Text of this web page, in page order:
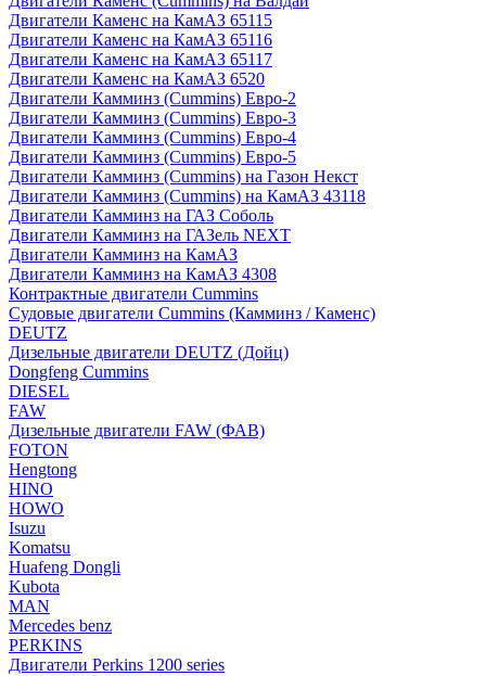
Двигатели Каменс на КамАЗ 65115
Двигатели Каменс на КамАЗ 65116
Двигатели Каменс на КамАЗ 65117
Двигатели Каменс на КамАЗ 6520
Двигатели Камминз (Cummins) Евро-2
Двигатели Камминз (Cummins) Евро-3
Двигатели Камминз (Cummins) Евро-4
Двигатели Камминз (Cummins) Евро-5
Двигатели Камминз (Cummins) на Газон Некст
Двигатели Камминз (Cummins) на КамАЗ 43118
Двигатели Камминз на ГАЗ Соболь
Двигатели Камминз на ГАЗель NEXT
Двигатели Камминз на КамАЗ
Двигатели Камминз на КамАЗ 4308
Контрактные двигатели Cummins
Судовые двигатели Cummins (Камминз / Каменс)
DEUTZ
Дизельные двигатели DEUTZ (Дойц)
Dongfeng Cummins
DIESEL
FAW
Дизельные двигатели FAW (ФАВ)
FOTON
Hengtong
HINO
HOWO
Isuzu
Komatsu
Huafeng Dongli
Kubota
MAN
Mercedes benz
PERKINS
Двигатели Perkins 1200 series